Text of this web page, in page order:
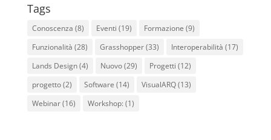
Tags
Conoscenza (8) Eventi (19) Formazione (9)
Funzionalità (28) Grasshopper(33) Interoperabilità (17)
Lands Design(4) Nuovo(29) Progetti (12)
progetto(2) Software (14) VisualARQ(13)
Webinar(16) Workshop: (1)